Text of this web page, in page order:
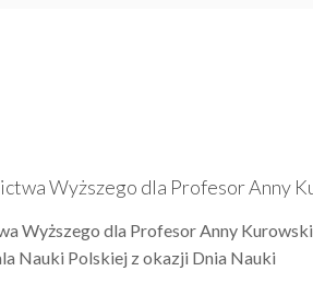
Wyższego dla Profesor Anny
Wyższego dla Profesor Anny
Nauki Polskiej z okazji Dnia Nauki